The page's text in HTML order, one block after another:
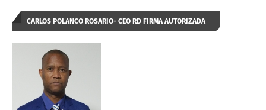
CARLOS POLANCO ROSARIO- CEO RD FIRMA AUTORIZADA